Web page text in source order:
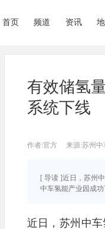
首页 频道 资讯
有效储氢
系统下线
作者:官方 来源:苏州中
[ 导读 ]近日，苏州
中车氢能产业园成
近日，苏州中